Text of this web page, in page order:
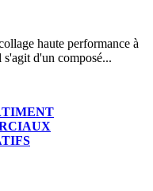
haute performance à
d'un composé...